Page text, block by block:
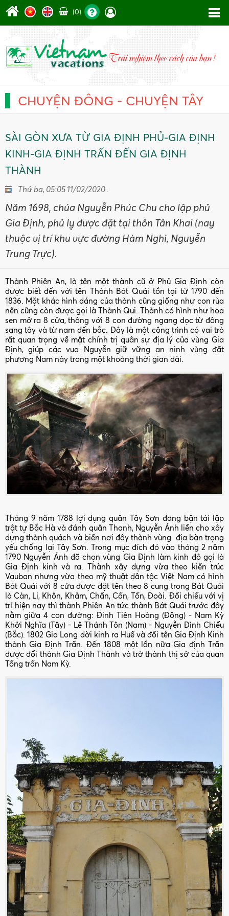
(0)
CHUYỆN ĐÔNG - CHUYỆN TÂY
SÀI GÒN XƯA TỪ GIA ĐỊNH PHỦ-GIA ĐỊNH
KINH-GIA ĐỊNH TRẤN ĐẾN GIA ĐỊNH
THÀNH
Thứ ba, 05:05 11/02/2020 .
Năm 1698, chúa Nguyễn Phúc Chu cho lập phủ
Gia Định, phủ lỵ được đặt tại thôn Tân Khai (nay
thuộc vị trí khu vực đường Hàm Nghi, Nguyễn
Trung Trực).
Thành Phiên An, là tên một thành cũ ở Phủ Gia Định còn
được biết đến với tên Thành Bát Quái tồn tại từ 1790 đến
1836. Mặt khác hình dáng của thành cũng giống như con rùa
nên cũng còn được gọi là Thành Qui. Thành có hình như hoa
sen mở ra 8 cửa, thông với 8 con đường ngang dọc từ đông
sang tây và từ nam đến bắc. Đây là một công trình có vai trò
rất quan trọng về mặt chính trị quân sự địa lý của vùng Gia
Định, giúp các vua Nguyễn giữ vững an ninh vùng đất
phương Nam này trong một khoảng thời gian dài.
Tháng 9 năm 1788 lợi dụng quân Tây Sơn đang bận tái lập
trật tự Bắc Hà và đánh quân Thanh, Nguyễn Ánh liền cho xây
dựng thành quách và biến nơi đây thành vùng địa bàn trọng
yếu chống lại Tây Sơn. Trong mục đích đó vào tháng 2 năm
1790 Nguyễn Ánh đã chọn vùng Gia Định làm kinh đô gọi là
Gia Định kinh và ra. Thành xây dựng vừa theo kiến trúc
Vauban nhưng vừa theo mỹ thuật dân tộc Việt Nam có hình
Bát Quái với 8 cửa được đặt tên theo 8 cung trong Bát Quái
là Càn, Li, Khôn, Khảm, Chấn, Cấn, Tốn, Đoài. Đối chiếu với vị
trí hiện nay thì thành Phiên An tức thành Bát Quái trước đây
nằm giữa 4 con đường: Đinh Tiên Hoàng (Đông) - Nam Kỳ
Khởi Nghĩa (Tây) - Lê Thánh Tôn (Nam) - Nguyễn Đình Chiểu
(Bắc). 1802 Gia Long dời kinh ra Huế và đổi tên Gia Định Kinh
thành Gia Định Trấn. Đến 1808 một lần nữa Gia định Trấn
được đổi thành Gia Định Thành và trở thành thị sở của quan
Tổng trấn Nam Kỳ.